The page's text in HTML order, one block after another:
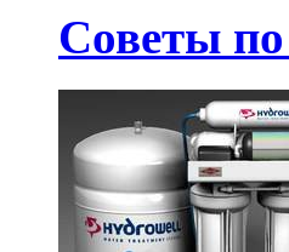
Советы